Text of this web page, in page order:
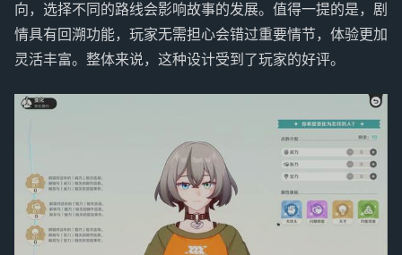
向，选择不同的路线会影响故事的发展。值得一提的是，剧
情具有回溯功能，玩家无需担心会错过重要情节，体验更加
灵活丰富。整体来说，这种设计受到了玩家的好评。